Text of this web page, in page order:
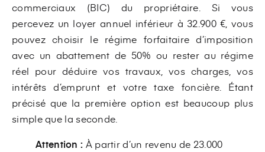
commerciaux (BIC) du propriétaire. Si vous
percevez un loyer annuel inférieur à 32.900 €, vous
pouvez choisir le régime forfaitaire d’imposition
avec un abattement de 50% ou rester au régime
réel pour déduire vos travaux, vos charges, vos
intérêts d’emprunt et votre taxe foncière. Étant
précisé que la première option est beaucoup plus
simple que la seconde.
Attention : À partir d’un revenu de 23.000